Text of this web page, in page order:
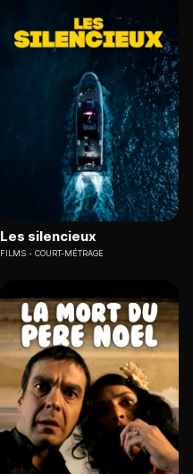
Les silencieux
FILMS COURT-MÉTRAGE